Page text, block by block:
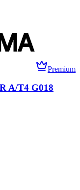
Premium
A/T4 G018